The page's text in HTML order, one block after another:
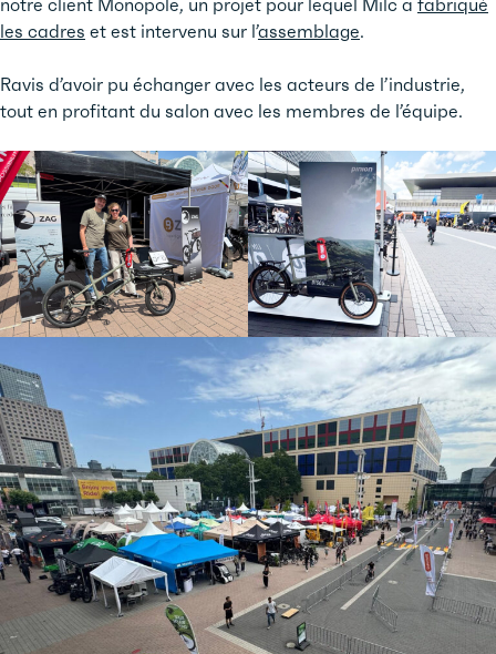
notre client Monopole, un projet pour lequel Milc a fabriqué
les cadres et est intervenu sur l’assemblage.
Ravis d’avoir pu échanger avec les acteurs de l’industrie,
tout en profitant du salon avec les membres de l’équipe.